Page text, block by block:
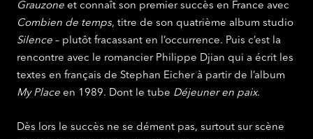
Grauzone et connaît son premier succès en France avec
Combien de temps, titre de son quatrième album studio
Silence – plutôt fracassant en l’occurrence. Puis c’est la
rencontre avec le romancier Philippe Djian qui a écrit les
textes en français de Stephan Eicher à partir de l’album
My Place en 1989. Dont le tube Déjeuner en paix.
Dès lors le succès ne se dément pas, surtout sur scène